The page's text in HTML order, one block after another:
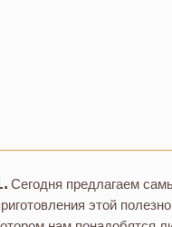
Сегодня предлагаем
этой